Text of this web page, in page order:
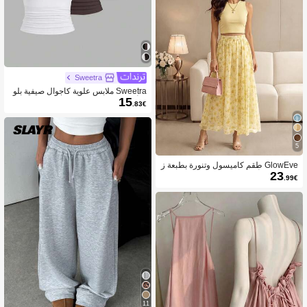
5
GlowEve طقم كاميسول وتنورة بطبعة ز
هور صفراء أنيقة وكاجوال
23.99€
Sweetra
Sweetra ملابس علوية كاجوال صيفية بلو
ن أحادي للسيدات
15.83€
11